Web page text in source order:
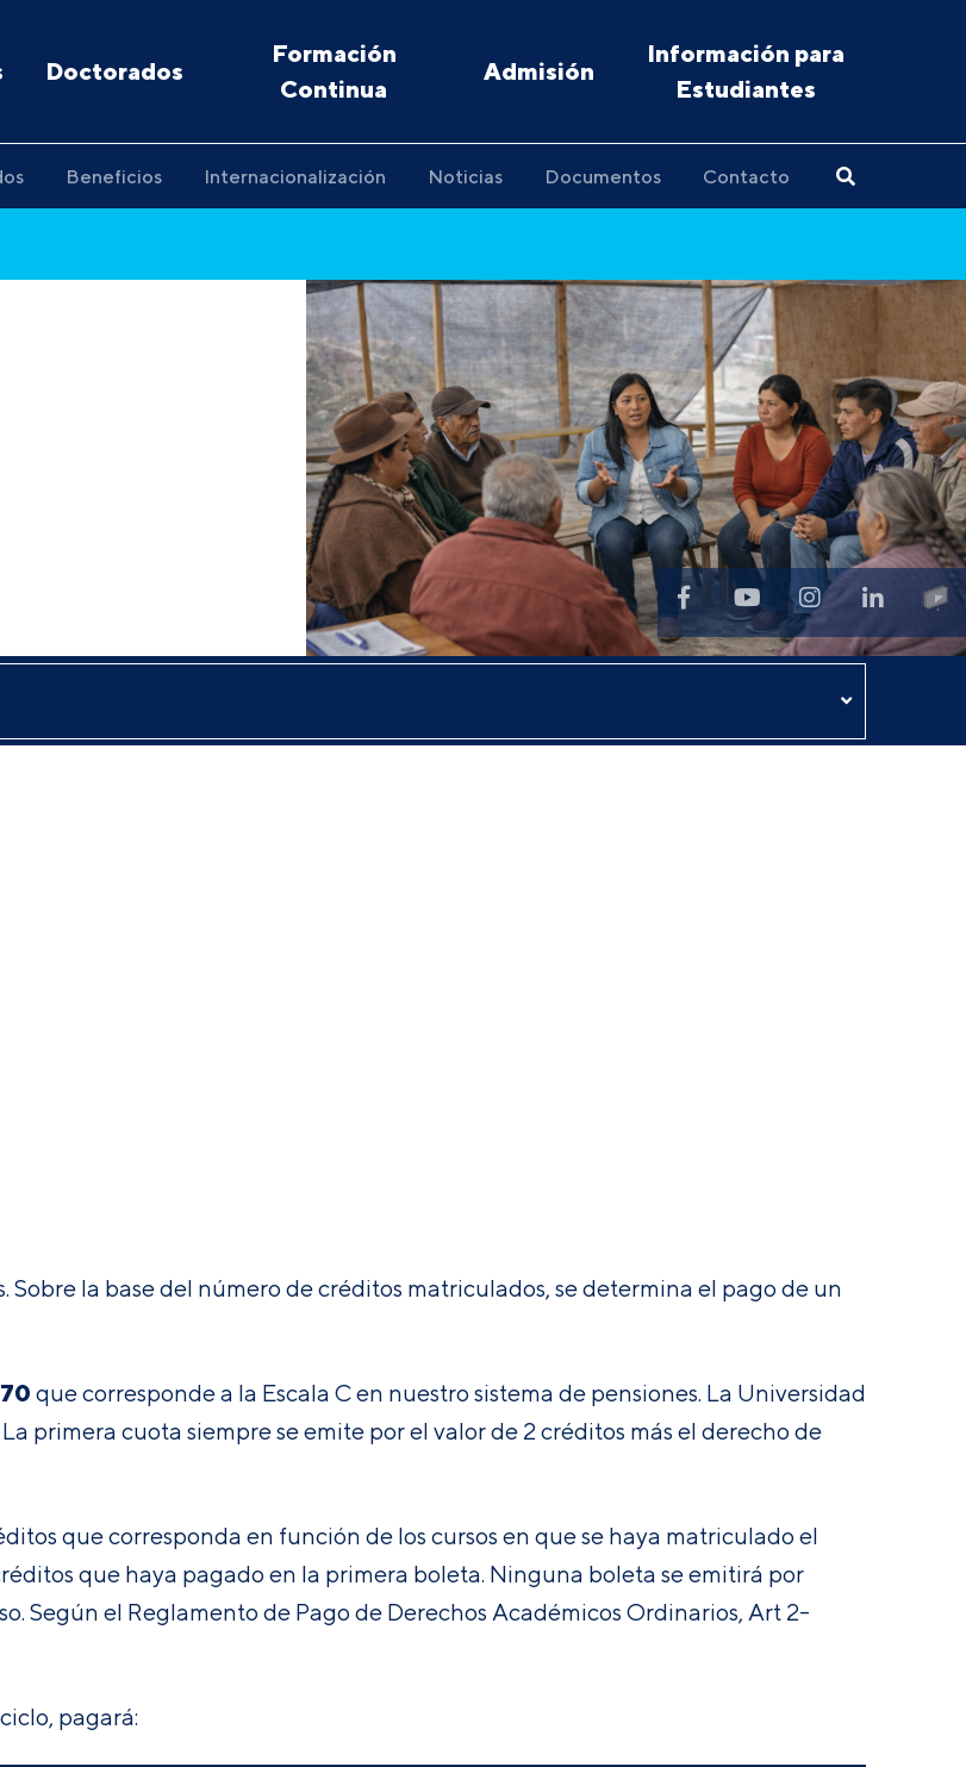
Doctorados
Formación
Continua
Admisión
Información para
Estudiantes
Beneficios Internacionalización Noticias Documentos Contacto
la base del número de créditos matriculados, se determina el pago de un
que corresponde a la Escala C en nuestro sistema de pensiones. La Universidad
primera cuota siempre se emite por el valor de 2 créditos más el derecho de
que corresponda en función de los cursos en que se haya matriculado el
que haya pagado en la primera boleta. Ninguna boleta se emitirá por
. Según el Reglamento de Pago de Derechos Académicos Ordinarios, Art 2-
pagará: